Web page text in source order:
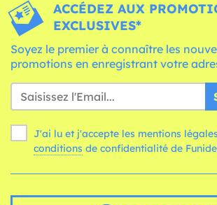
ACCÉDEZ AUX
EXCLUSIVES*
Soyez le premier à connaître les
promotions en enregistrant votre
J'ai lu et j'accepte les mentions
conditions de confidentialité de